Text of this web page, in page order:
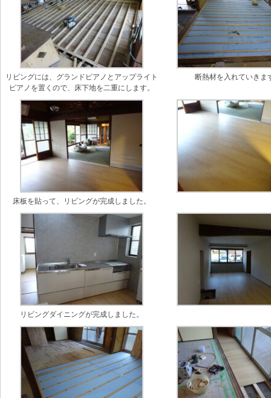
リビングには、グランドピアノとアップライト
ピアノを置くので、床下地を二重にします。
断熱材を入れていきま
床板を貼って、リビングが完成しました。
リビングダイニングが完成しました。